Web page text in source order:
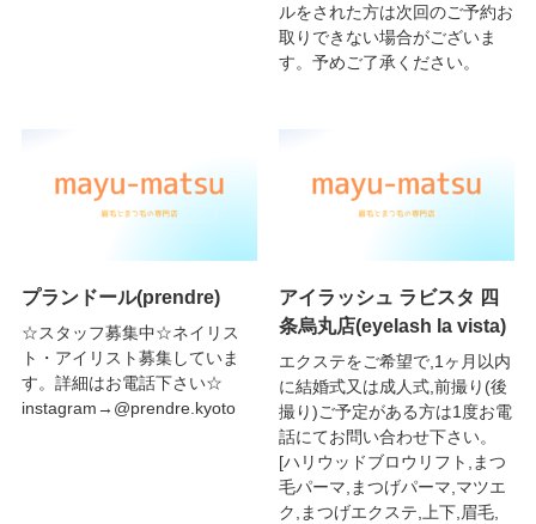
ルをされた方は次回のご予約お
取りできない場合がございま
す。予めご了承ください。
プランドール(prendre)
☆スタッフ募集中☆ネイリス
ト・アイリスト募集していま
す。詳細はお電話下さい☆
instagram→@prendre.kyoto
アイラッシュ ラビスタ 四
条烏丸店(eyelash la vista)
エクステをご希望で,1ヶ月以内
に結婚式又は成人式,前撮り(後
撮り)ご予定がある方は1度お電
話にてお問い合わせ下さい。
[ハリウッドブロウリフト,まつ
毛パーマ,まつげパーマ,マツエ
ク,まつげエクステ,上下,眉毛,